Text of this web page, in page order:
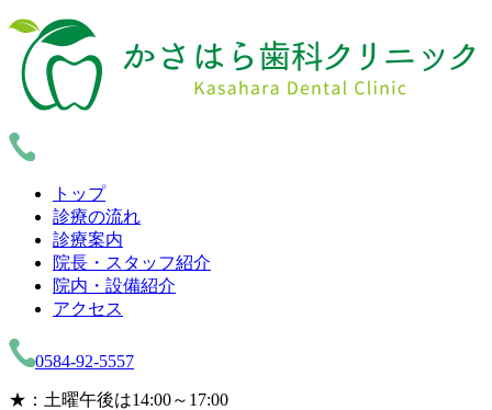
トップ
診療の流れ
診療案内
院長・スタッフ紹介
院内・設備紹介
アクセス
0584-92-5557
★：土曜午後は14:00～17:00